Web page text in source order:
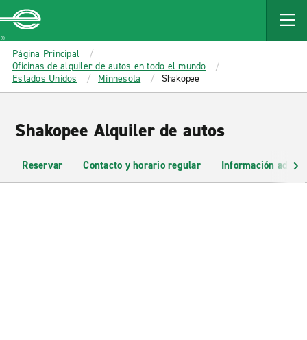
MAIN
CONTENT
Enterprise
Página Principal
Oficinas de alquiler de autos en todo el mundo
Estados Unidos
Minnesota Shakopee
Shakopee Alquiler de autos
Reservar Contacto y horario regular Información